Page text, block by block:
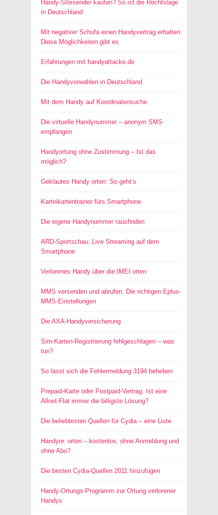
Handy-Störsender kaufen? So ist die Rechtslage
in Deutschland
Mit negativer Schufa einen Handyvertrag erhalten:
Diese Möglichkeiten gibt es
Erfahrungen mit handyattacke.de
Die Handyvorwahlen in Deutschland
Mit dem Handy auf Koordinatensuche
Die virtuelle Handynummer – anonym SMS
empfangen
Handyortung ohne Zustimmung – Ist das
möglich?
Geklautes Handy orten: So geht’s
Karteikartentrainer fürs Smartphone
Die eigene Handynummer rausfinden
ARD-Sportschau: Live Streaming auf dem
Smartphone
Verlorenes Handy über die IMEI orten
MMS versenden und abrufen: Die richtigen Eplus-
MMS-Einstellungen
Die AXA-Handyversicherung
Sim-Karten-Registrierung fehlgeschlagen – was
tun?
So lässt sich die Fehlermeldung 3194 beheben
Prepaid-Karte oder Postpaid-Vertrag: Ist eine
Allnet-Flat immer die billigste Lösung?
Die beliebtesten Quellen für Cydia – eine Liste
Handynr. orten – kostenlos, ohne Anmeldung und
ohne Abo?
Die besten Cydia-Quellen 2011 hinzufügen
Handy-Ortungs-Programm zur Ortung verlorener
Handys